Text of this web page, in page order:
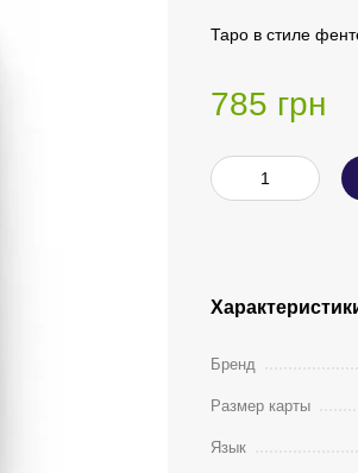
Таро в стиле
785 грн
Бренд
Размер карты
Язык